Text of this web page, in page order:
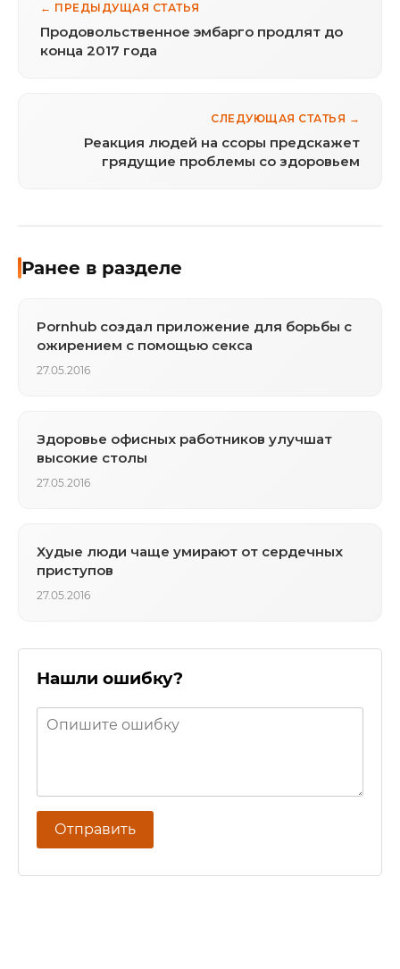
← ПРЕДЫДУЩАЯ СТАТЬЯ
Продовольственное эмбарго продлят до
конца 2017 года
СЛЕДУЮЩАЯ СТАТЬЯ →
Реакция людей на ссоры предскажет
грядущие проблемы со здоровьем
Ранее в разделе
Pornhub создал приложение для борьбы с
ожирением c помощью секса
27.05.2016
Здоровье офисных работников улучшат
высокие столы
27.05.2016
Худые люди чаще умирают от сердечных
приступов
27.05.2016
Нашли ошибку?
Отправить